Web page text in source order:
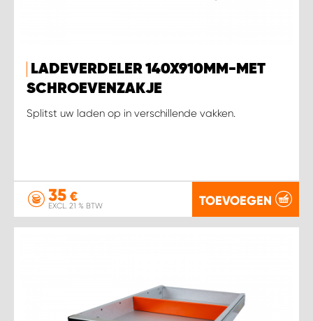
LADEVERDELER 140X910MM-MET
SCHROEVENZAKJE
Splitst uw laden op in verschillende vakken.
35 €
EXCL. 21 % BTW TOEVOEGEN